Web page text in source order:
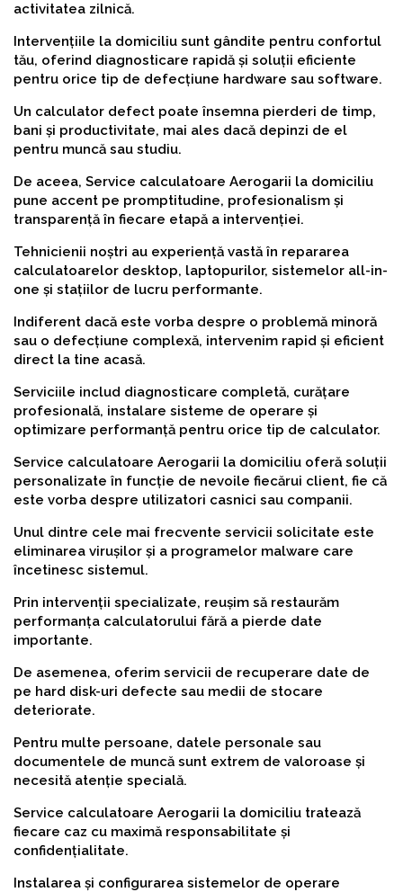
activitatea zilnică.
Intervențiile la domiciliu sunt gândite pentru confortul
tău, oferind diagnosticare rapidă și soluții eficiente
pentru orice tip de defecțiune hardware sau software.
Un calculator defect poate însemna pierderi de timp,
bani și productivitate, mai ales dacă depinzi de el
pentru muncă sau studiu.
De aceea, Service calculatoare Aerogarii la domiciliu
pune accent pe promptitudine, profesionalism și
transparență în fiecare etapă a intervenției.
Tehnicienii noștri au experiență vastă în repararea
calculatoarelor desktop, laptopurilor, sistemelor all-in-
one și stațiilor de lucru performante.
Indiferent dacă este vorba despre o problemă minoră
sau o defecțiune complexă, intervenim rapid și eficient
direct la tine acasă.
Serviciile includ diagnosticare completă, curățare
profesională, instalare sisteme de operare și
optimizare performanță pentru orice tip de calculator.
Service calculatoare Aerogarii la domiciliu oferă soluții
personalizate în funcție de nevoile fiecărui client, fie că
este vorba despre utilizatori casnici sau companii.
Unul dintre cele mai frecvente servicii solicitate este
eliminarea virușilor și a programelor malware care
încetinesc sistemul.
Prin intervenții specializate, reușim să restaurăm
performanța calculatorului fără a pierde date
importante.
De asemenea, oferim servicii de recuperare date de
pe hard disk-uri defecte sau medii de stocare
deteriorate.
Pentru multe persoane, datele personale sau
documentele de muncă sunt extrem de valoroase și
necesită atenție specială.
Service calculatoare Aerogarii la domiciliu tratează
fiecare caz cu maximă responsabilitate și
confidențialitate.
Instalarea și configurarea sistemelor de operare